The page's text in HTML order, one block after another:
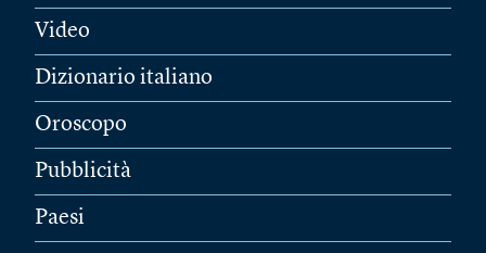
Video
Dizionario italiano
Oroscopo
Pubblicità
Paesi